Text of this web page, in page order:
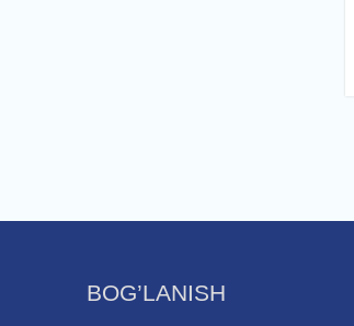
BOG’LANISH